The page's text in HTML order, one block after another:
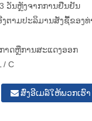
ວັນຫຼັງຈາກການຢືນຢັນ
ງຕາມປະລິມານສັ່ງຊື້ຂອງທ່
າດຫຼືການສະແດງອອກ
/ C
ສົ່ງອີເມລ໌ໃຫ້ພວກເຮົາ